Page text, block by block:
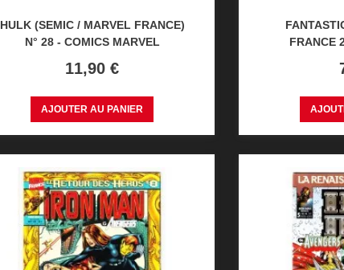
HULK (SEMIC / MARVEL FRANCE)
N° 28 - COMICS MARVEL
Prix
11,90 €
AJOUTER AU PANIER
FRANCE